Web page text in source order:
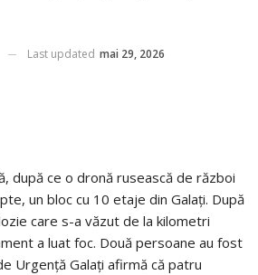
Last updated mai 29, 2026
după ce o dronă rusească de război
un bloc cu 10 etaje din Galați. După
care s-a văzut de la kilometri
a luat foc. Două persoane au fost
Urgență Galați afirmă că patru